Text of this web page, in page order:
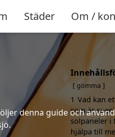
Städer Om /
denna guide och
gömma
1 Vad kan
som är
solpaneler i
hjälpa till